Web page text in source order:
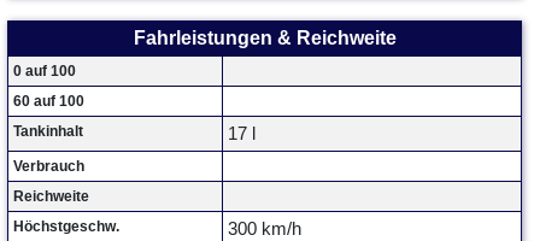
Fahrleistungen & Reichweite
0 auf 100
60 auf 100
Tankinhalt
17 l
Verbrauch
Reichweite
Höchstgeschw.
300 km/h